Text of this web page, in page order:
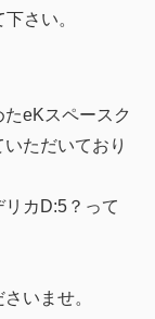
さい。
eKスペースク
ただいており
カD:5？って
いませ。